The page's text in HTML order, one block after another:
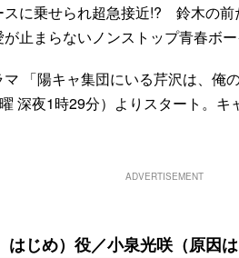
に乗せられ超急接近!? 鈴木の前
止まらないノンストップ青春ボー
「陽キャ集団にいる芹沢は、俺
深夜1時29分）よりスタート。
ADVERTISEMENT
じめ）役／小泉光咲（原因